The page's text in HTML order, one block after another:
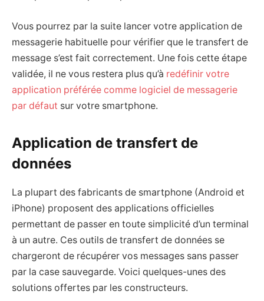
Vous pourrez par la suite lancer votre application de
messagerie habituelle pour vérifier que le transfert de
message s’est fait correctement. Une fois cette étape
validée, il ne vous restera plus qu’à redéfinir votre
application préférée comme logiciel de messagerie
par défaut sur votre smartphone.
Application de transfert de
données
La plupart des fabricants de smartphone (Android et
iPhone) proposent des applications officielles
permettant de passer en toute simplicité d’un terminal
à un autre. Ces outils de transfert de données se
chargeront de récupérer vos messages sans passer
par la case sauvegarde. Voici quelques-unes des
solutions offertes par les constructeurs.